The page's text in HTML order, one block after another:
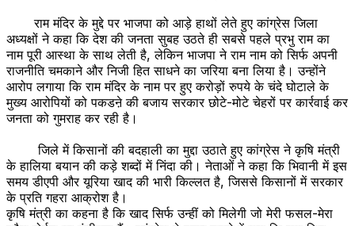
राम मंदिर के मुद्दे पर भाजपा को आड़े हाथों लेते हुए कांग्रेस जिला
अध्यक्षों ने कहा कि देश की जनता सुबह उठते ही सबसे पहले प्रभु राम का
नाम पूरी आस्था के साथ लेती है, लेकिन भाजपा ने राम नाम को सिर्फ अपनी
राजनीति चमकाने और निजी हित साधने का जरिया बना लिया है। उन्होंने
आरोप लगाया कि राम मंदिर के नाम पर हुए करोड़ों रुपये के चंदे घोटाले के
मुख्य आरोपियों को पकडऩे की बजाय सरकार छोटे-मोटे चेहरों पर कार्रवाई कर
जनता को गुमराह कर रही है।
जिले में किसानों की बदहाली का मुद्दा उठाते हुए कांग्रेस ने कृषि मंत्री
के हालिया बयान की कड़े शब्दों में निंदा की। नेताओं ने कहा कि भिवानी में इस
समय डीएपी और यूरिया खाद की भारी किल्लत है, जिससे किसानों में सरकार
के प्रति गहरा आक्रोश है।
कृषि मंत्री का कहना है कि खाद सिर्फ उन्हीं को मिलेगी जो मेरी फसल-मेरा